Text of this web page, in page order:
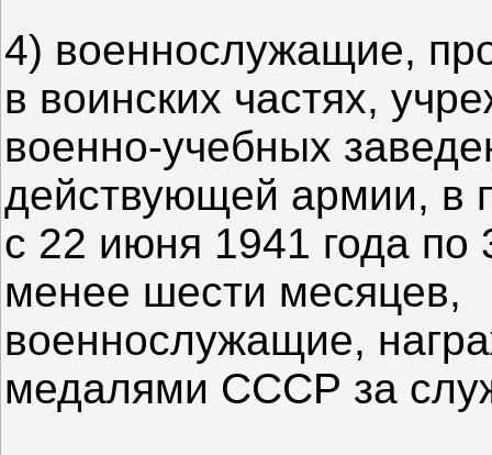
4) военнослужащие,
в воинских частях,
военно-учебных
действующей армии, в
с 22 июня 1941 года по
менее шести месяцев,
военнослужащие,
медалями СССР за